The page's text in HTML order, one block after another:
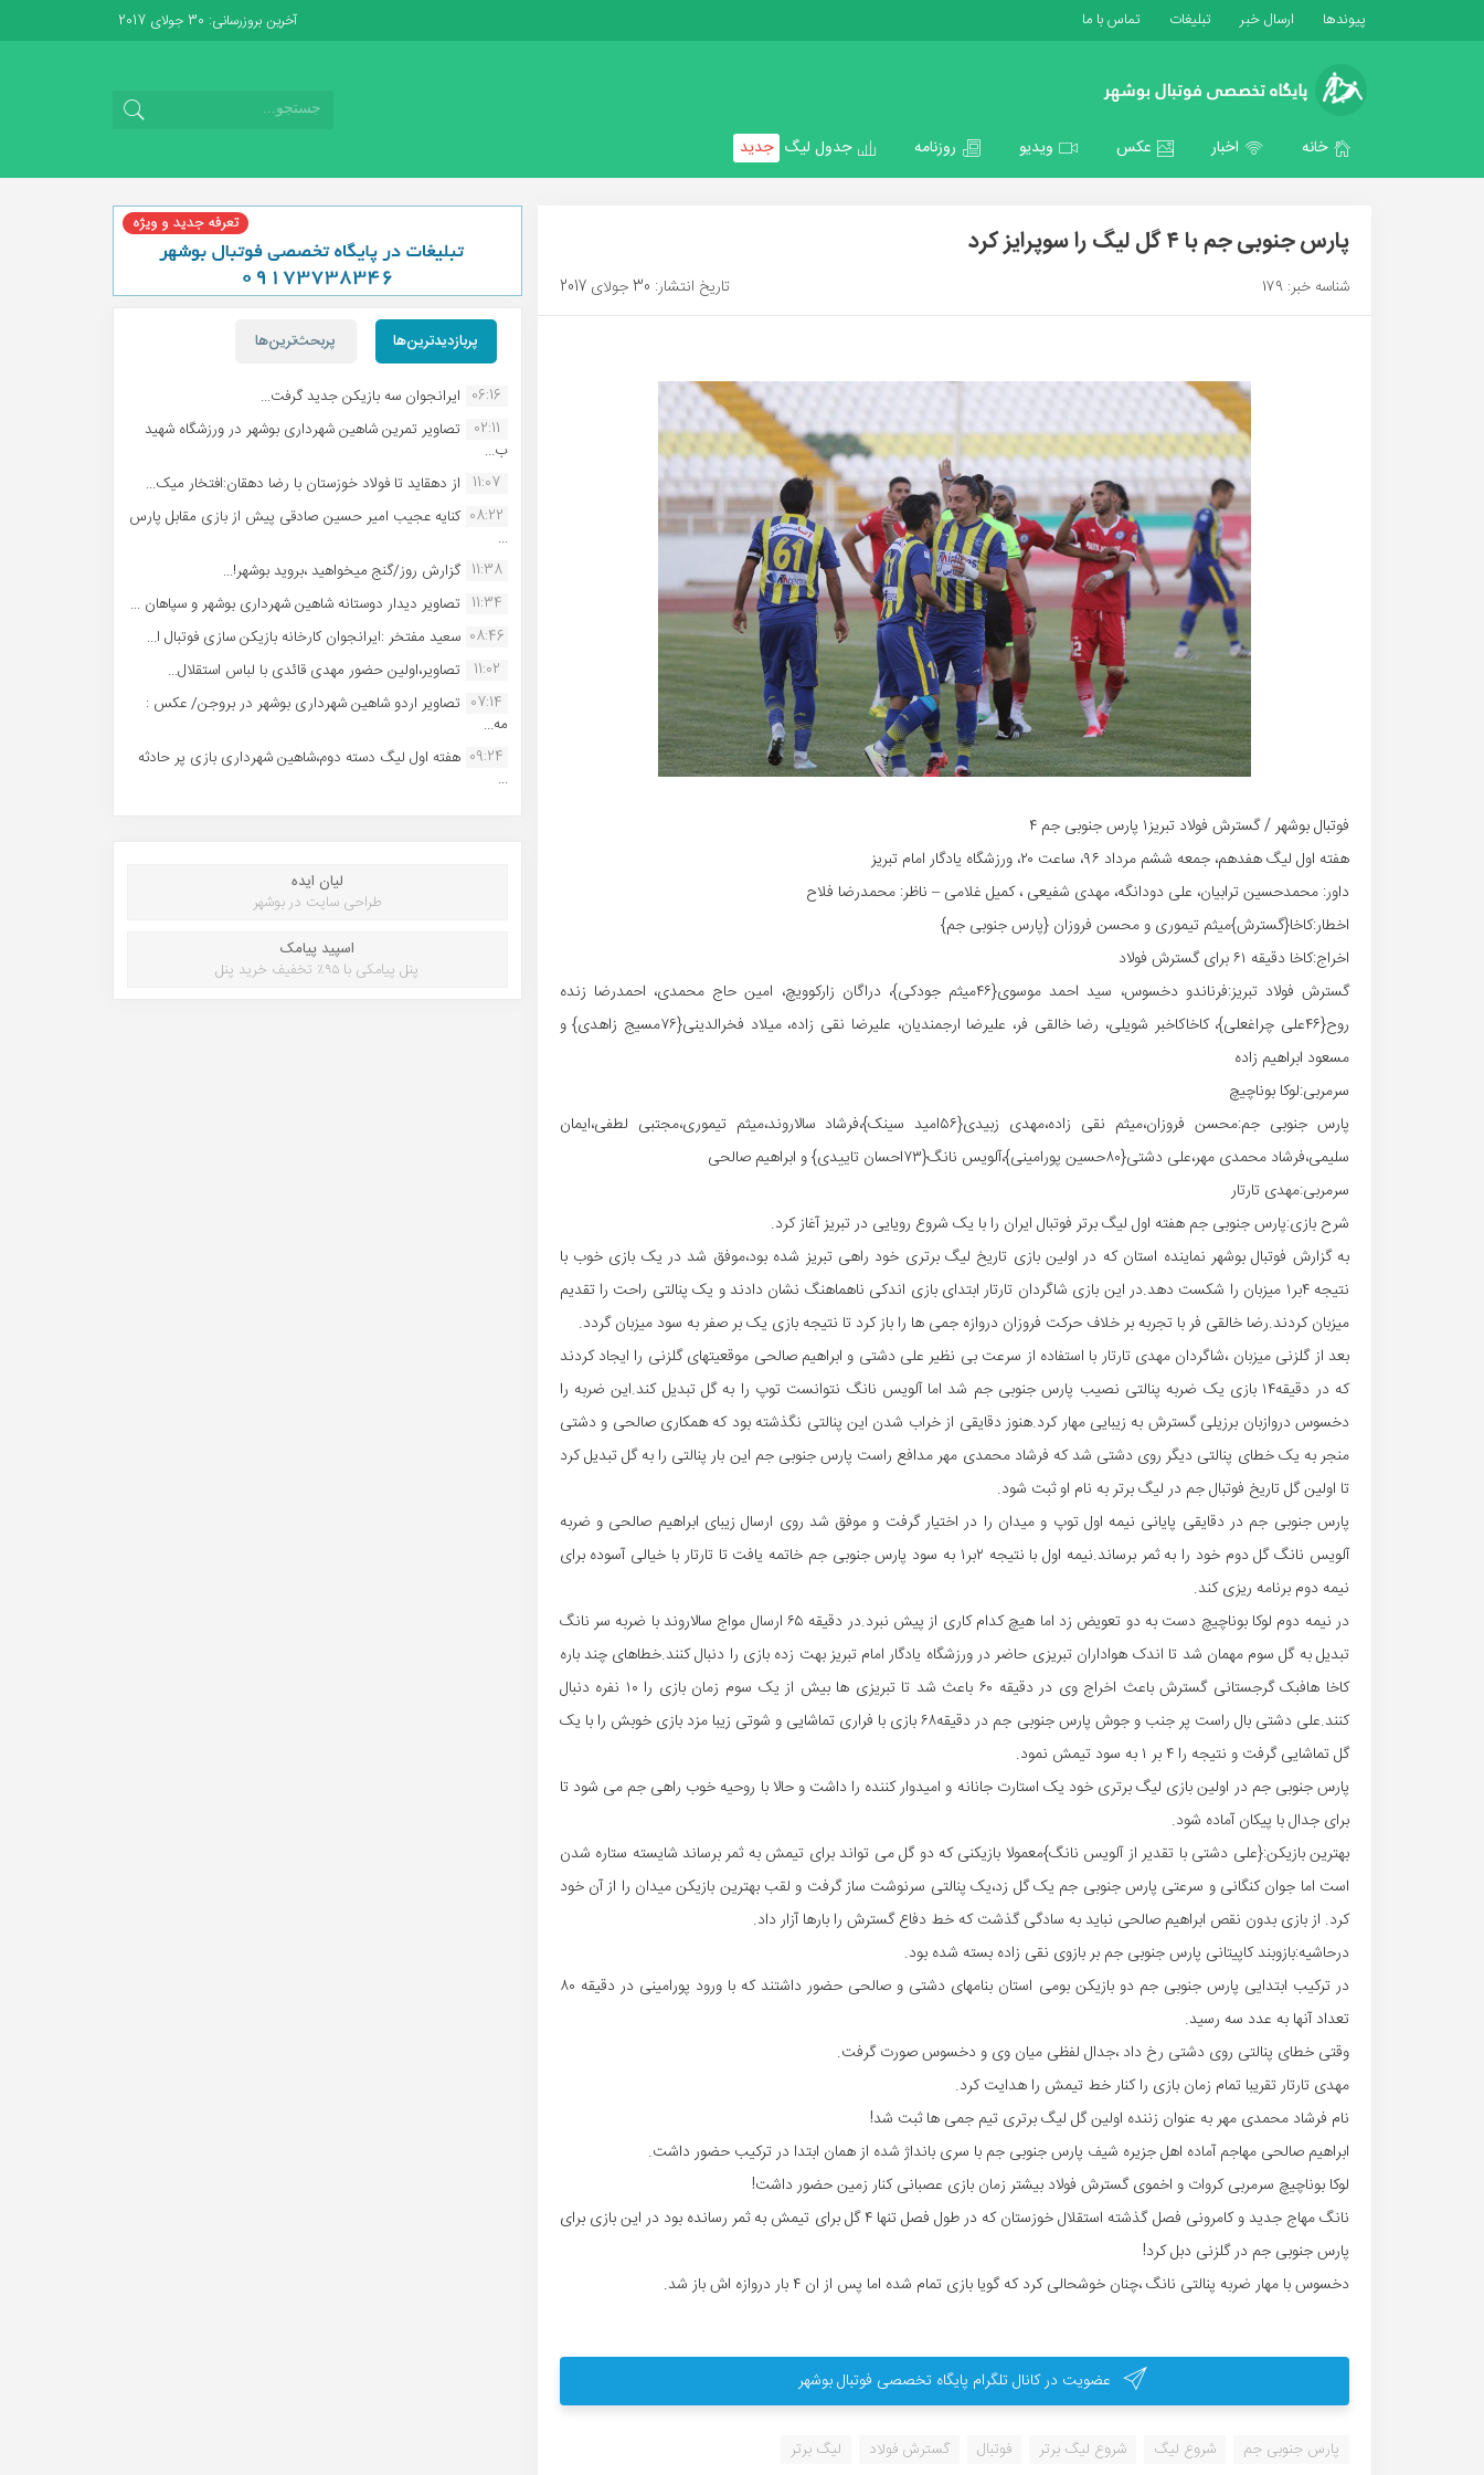
پیوندها ارسال خبر تبلیغات تماس با ما آخرین بروزرسانی: 30 جولای 2017
خانه اخبار عکس ویدیو روزنامه جدول لیگ جدید
پارس جنوبی جم با ۴ گل لیگ را سوپرایز کرد
شناسه خبر: 179 تاریخ انتشار: 30 جولای 2017
فوتبال بوشهر / گسترش فولاد تبریز۱ پارس جنوبی جم ۴
هفته اول لیگ هفدهم، جمعه ششم مرداد ۹۶، ساعت ۲۰، ورزشگاه یادگار امام تبریز
داور: محمدحسین ترابیان، علی دودانگه، مهدی شفیعی ، کمیل غلامی – ناظر: محمدرضا فلاح
اخطار:کاخا{گسترش}میثم تیموری و محسن فروزان {پارس جنوبی جم}
اخراج:کاخا دقیقه ۶۱ برای گسترش فولاد
گسترش فولاد تبریز:فرناندو دخسوس، سید احمد موسوی{۴۶میثم جودکی}، دراگان زارکوویچ، امین حاج محمدی، احمدرضا زنده
روح{۴۶علی چراغعلی}، کاخاکاخبر شویلی، رضا خالقی فر، علیرضا ارجمندیان، علیرضا نقی زاده، میلاد فخرالدینی{۷۶مسیج زاهدی} و
مسعود ابراهیم زاده
سرمربی:لوکا بوناچیچ
پارس جنوبی جم:محسن فروزان،میثم نقی زاده،مهدی زبیدی{۵۶امید سینک}،فرشاد سالاروند،میثم تیموری،مجتبی لطفی،ایمان
سلیمی،فرشاد محمدی مهر،علی دشتی{۸۰حسین پورامینی}،آلویس نانگ{۷۳احسان تاییدی} و ابراهیم صالحی
سرمربی:مهدی تارتار
شرح بازی:پارس جنوبی جم هفته اول لیگ برتر فوتبال ایران را با یک شروع رویایی در تبریز آغاز کرد.
به گزارش فوتبال بوشهر نماینده استان که در اولین بازی تاریخ لیگ برتری خود راهی تبریز شده بود،موفق شد در یک بازی خوب با
نتیجه ۴بر۱ میزبان را شکست دهد.در این بازی شاگردان تارتار ابتدای بازی اندکی ناهماهنگ نشان دادند و یک پنالتی راحت را تقدیم
میزبان کردند.رضا خالقی فر با تجربه بر خلاف حرکت فروزان دروازه جمی ها را باز کرد تا نتیجه بازی یک بر صفر به سود میزبان گردد.
بعد از گلزنی میزبان ،شاگردان مهدی تارتار با استفاده از سرعت بی نظیر علی دشتی و ابراهیم صالحی موقعیتهای گلزنی را ایجاد کردند
که در دقیقه۱۴ بازی یک ضربه پنالتی نصیب پارس جنوبی جم شد اما آلویس نانگ نتوانست توپ را به گل تبدیل کند.این ضربه را
دخسوس دروازبان برزیلی گسترش به زیبایی مهار کرد.هنوز دقایقی از خراب شدن این پنالتی نگذشته بود که همکاری صالحی و دشتی
منجر به یک خطای پنالتی دیگر روی دشتی شد که فرشاد محمدی مهر مدافع راست پارس جنوبی جم این بار پنالتی را به گل تبدیل کرد
تا اولین گل تاریخ فوتبال جم در لیگ برتر به نام او ثبت شود.
پارس جنوبی جم در دقایقی پایانی نیمه اول توپ و میدان را در اختیار گرفت و موفق شد روی ارسال زیبای ابراهیم صالحی و ضربه
آلویس نانگ گل دوم خود را به ثمر برساند.نیمه اول با نتیجه ۲بر۱ به سود پارس جنوبی جم خاتمه یافت تا تارتار با خیالی آسوده برای
نیمه دوم برنامه ریزی کند.
در نیمه دوم لوکا بوناچیچ دست به دو تعویض زد اما هیچ کدام کاری از پیش نبرد.در دقیقه ۶۵ ارسال مواج سالاروند با ضربه سر نانگ
تبدیل به گل سوم مهمان شد تا اندک هواداران تبریزی حاضر در ورزشگاه یادگار امام تبریز بهت زده بازی را دنبال کنند.خطاهای چند باره
کاخا هافبک گرجستانی گسترش باعث اخراج وی در دقیقه ۶۰ باعث شد تا تبریزی ها بیش از یک سوم زمان بازی را ۱۰ نفره دنبال
کنند.علی دشتی بال راست پر جنب و جوش پارس جنوبی جم در دقیقه۶۸ بازی با فراری تماشایی و شوتی زیبا مزد بازی خوبش را با یک
گل تماشایی گرفت و نتیجه را ۴ بر ۱ به سود تیمش نمود.
پارس جنوبی جم در اولین بازی لیگ برتری خود یک استارت جانانه و امیدوار کننده را داشت و حالا با روحیه خوب راهی جم می شود تا
برای جدال با پیکان آماده شود.
بهترین بازیکن:{علی دشتی با تقدیر از آلویس نانگ}معمولا بازیکنی که دو گل می تواند برای تیمش به ثمر برساند شایسته ستاره شدن
است اما جوان کنگانی و سرعتی پارس جنوبی جم یک گل زد،یک پنالتی سرنوشت ساز گرفت و لقب بهترین بازیکن میدان را از آن خود
کرد. از بازی بدون نقص ابراهیم صالحی نباید به سادگی گذشت که خط دفاع گسترش را بارها آزار داد.
درحاشیه:بازوبند کاپیتانی پارس جنوبی جم بر بازوی نقی زاده بسته شده بود.
در ترکیب ابتدایی پارس جنوبی جم دو بازیکن بومی استان بنامهای دشتی و صالحی حضور داشتند که با ورود پورامینی در دقیقه ۸۰
تعداد آنها به عدد سه رسید.
وقتی خطای پنالتی روی دشتی رخ داد ،جدال لفظی میان وی و دخسوس صورت گرفت.
مهدی تارتار تقریبا تمام زمان بازی را کنار خط تیمش را هدایت کرد.
نام فرشاد محمدی مهر به عنوان زننده اولین گل لیگ برتری تیم جمی ها ثبت شد!
ابراهیم صالحی مهاجم آماده اهل جزیره شیف پارس جنوبی جم با سری بانداژ شده از همان ابتدا در ترکیب حضور داشت.
لوکا بوناچیچ سرمربی کروات و اخموی گسترش فولاد بیشتر زمان بازی عصبانی کنار زمین حضور داشت!
نانگ مهاج جدید و کامرونی فصل گذشته استقلال خوزستان که در طول فصل تنها ۴ گل برای تیمش به ثمر رسانده بود در این بازی برای
پارس جنوبی جم در گلزنی دبل کرد!
دخسوس با مهار ضربه پنالتی نانگ ،چنان خوشحالی کرد که گویا بازی تمام شده اما پس از ان ۴ بار دروازه اش باز شد.
عضویت در کانال تلگرام پایگاه تخصصی فوتبال بوشهر
پارس جنوبی جم شروع لیگ شروع لیگ برتر فوتبال گسترش فولاد لیگ برتر
پربازدیدترین‌ها پربحث‌ترین‌ها
06:16 ایرانجوان سه بازیکن جدید گرفت...
02:11
تصاویر تمرین شاهین شهردارى بوشهر در ورزشگاه شهید
ب...
11:07 از دهقاید تا فولاد خوزستان با رضا دهقان:افتخار میک...
08:22 کنایه عجیب امیر حسین صادقی پیش از بازی مقابل پارس
...
11:38 گزارش روز/گنج میخواهید ،بروید بوشهر!...
11:34 تصاویر دیدار دوستانه شاهین شهردارى بوشهر و سپاهان ...
08:46 سعید مفتخر :ایرانجوان کارخانه بازیکن سازی فوتبال ا...
11:02
تصاویر،اولین حضور مهدی قائدی با لباس استقلال...
07:14 تصاویر اردو شاهین شهرداری بوشهر در بروجن/ عکس :
مه...
09:24 هفته اول لیگ دسته دوم،شاهین شهرداری بازی پر حادثه
...
لیان ایده
طراحی سایت در بوشهر
اسپید پیامک
پنل پیامکی با ۹۵٪ تخفیف خرید پنل